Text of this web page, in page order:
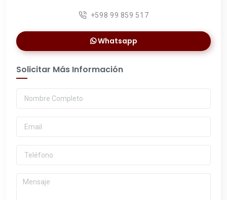
+598 99 859 517
Whatsapp
Solicitar Más Información